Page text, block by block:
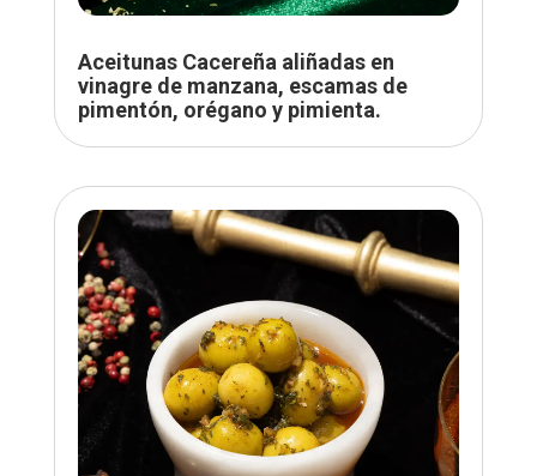
Aceitunas Cacereña aliñadas en
vinagre de manzana, escamas de
pimentón, orégano y pimienta.